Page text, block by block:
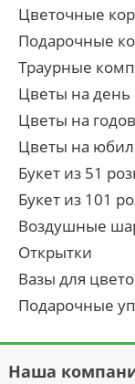
Цветочные
Подарочные
Траурные
Цветы на
Цветы на
Цветы на
Букет из 51
Букет из 101
Воздушные
Открытки
Вазы для
Подарочные
Наша